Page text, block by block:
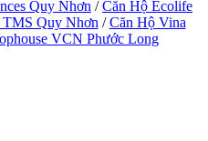
Quy Nhơn /Căn Hộ Ecolife
TMS Quy Nhơn /Căn Hộ Vina
VCN Phước Long